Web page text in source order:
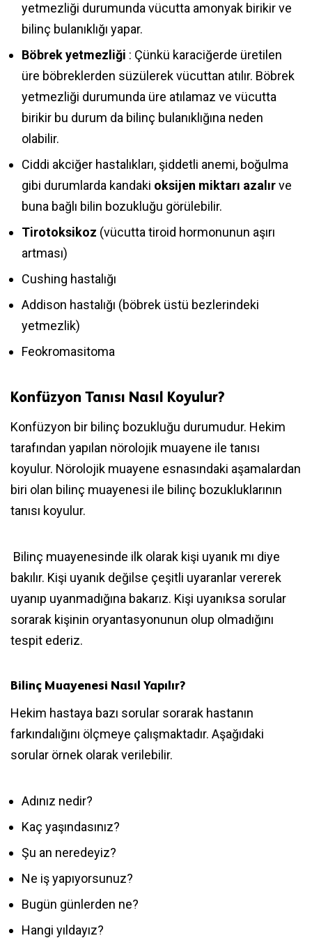
yetmezliği durumunda vücutta amonyak birikir ve
bilinç bulanıklığı yapar.
Böbrek yetmezliği : Çünkü karaciğerde üretilen
üre böbreklerden süzülerek vücuttan atılır. Böbrek
yetmezliği durumunda üre atılamaz ve vücutta
birikir bu durum da bilinç bulanıklığına neden
olabilir.
Ciddi akciğer hastalıkları, şiddetli anemi, boğulma
gibi durumlarda kandaki oksijen miktarı azalırve
buna bağlı bilin bozukluğu görülebilir.
Tirotoksikoz (vücutta tiroid hormonunun aşırı
artması)
Cushing hastalığı
Addison hastalığı (böbrek üstü bezlerindeki
yetmezlik)
Feokromasitoma
Konfüzyon Tanısı Nasıl Koyulur?
Konfüzyon bir bilinç bozukluğu durumudur. Hekim
tarafından yapılan nörolojik muayene ile tanısı
koyulur. Nörolojik muayene esnasındaki aşamalardan
biri olan bilinç muayenesi ile bilinç bozukluklarının
tanısı koyulur.
Bilinç muayenesinde ilk olarak kişi uyanık mı diye
bakılır. Kişi uyanık değilse çeşitli uyaranlar vererek
uyanıp uyanmadığına bakarız. Kişi uyanıksa sorular
sorarak kişinin oryantasyonunun olup olmadığını
tespit ederiz.
Bilinç Muayenesi Nasıl Yapılır?
Hekim hastaya bazı sorular sorarak hastanın
farkındalığını ölçmeye çalışmaktadır. Aşağıdaki
sorular örnek olarak verilebilir.
Adınız nedir?
Kaç yaşındasınız?
Şu an neredeyiz?
Ne iş yapıyorsunuz?
Bugün günlerden ne?
Hangi yıldayız?